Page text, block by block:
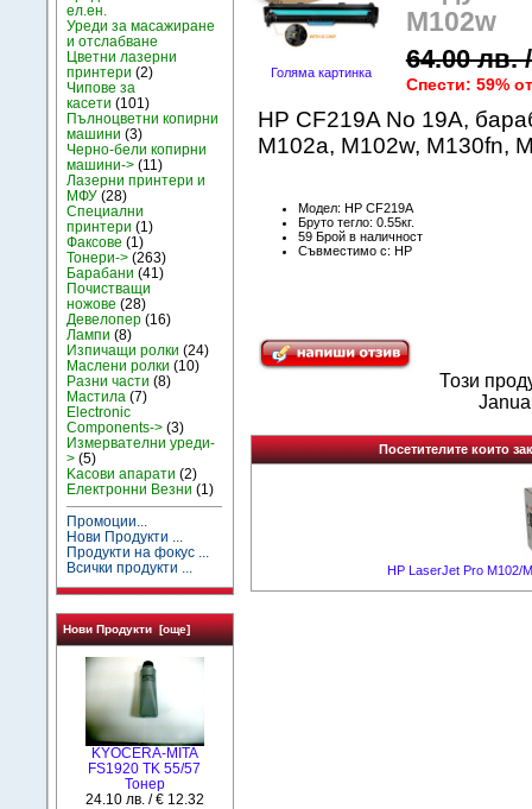
ел.ен.
Уреди за масажиране
и отслабване
Цветни лазерни
принтери (2)
Чипове за
касети (101)
Пълноцветни копирни
машини (3)
Черно-бели копирни
машини-> (11)
Лазерни принтери и
МФУ (28)
Специални
принтери (1)
Факсове (1)
Тонери-> (263)
Барабани (41)
Почистващи
ножове (28)
Девелопер (16)
Лампи (8)
Изпичащи ролки (24)
Маслени ролки (10)
Разни части (8)
Мастила (7)
Electronic
Components-> (3)
Измервателни уреди-
> (5)
Kасови апарати (2)
Електронни Везни (1)
Промоции...
Нови Продукти ...
Продукти на фокус ...
Всички продукти ...
Нови Продукти [още]
KYOCERA-MITA
FS1920 TK 55/57
Тонер
24.10 лв. / € 12.32
Голяма картинка
M102w
64.00 лв.
Спести: 59%
HP CF219A No 19A,
M102a, M102w, M130fn,
Модел: HP CF219A
Бруто тегло: 0.55кг.
59 Брой в наличност
Съвместимо с: HP
Този
Посетителите които
HP LaserJet Pro M102/